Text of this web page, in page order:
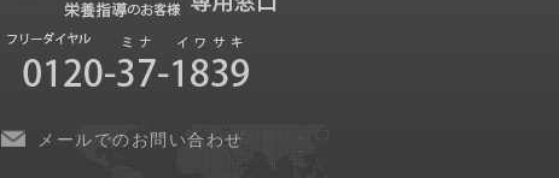
メールでのお問い合わせ